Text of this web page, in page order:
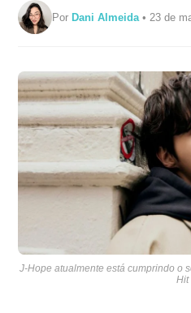
PorDani Almeida • 23 de
J-Hope atualmente está cumprindo o
Hit